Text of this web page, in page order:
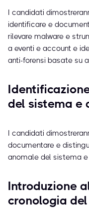
I candidati
identificare e
rilevare malware e
a eventi e account e
anti-forensi basate su
del sistema e
I candidati
documentare e
anomale del sistema
Introduzione
cronologia